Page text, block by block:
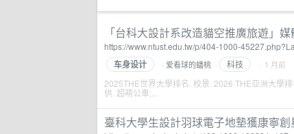
「台科大設計系改造貓空推廣旅遊」
https://www.ntust.edu.tw/p/404-1000-
车身设计 · 爱看球的蟠桃 · 科技 · 1 月前
2025THE世界大學排名. 校景. 2026 THE亞洲大學
供. 超萌公車;...
臺科大學生設計羽球電子地墊獲康寧